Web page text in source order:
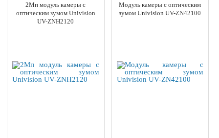
2Мп модуль камеры с
оптическим зумом Univision
UV-ZNH2120
Модуль камеры с оптическим
зумом Univision UV-ZN42100